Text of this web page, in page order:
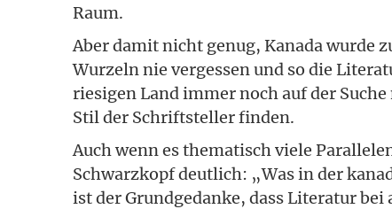
Raum.
Aber damit nicht genug, Kanada wurde
Wurzeln nie vergessen und so die
riesigen Land immer noch auf der
Stil der Schriftsteller finden.
Auch wenn es thematisch viele
Schwarzkopf deutlich: „Was in der
ist der Grundgedanke, dass Literatur